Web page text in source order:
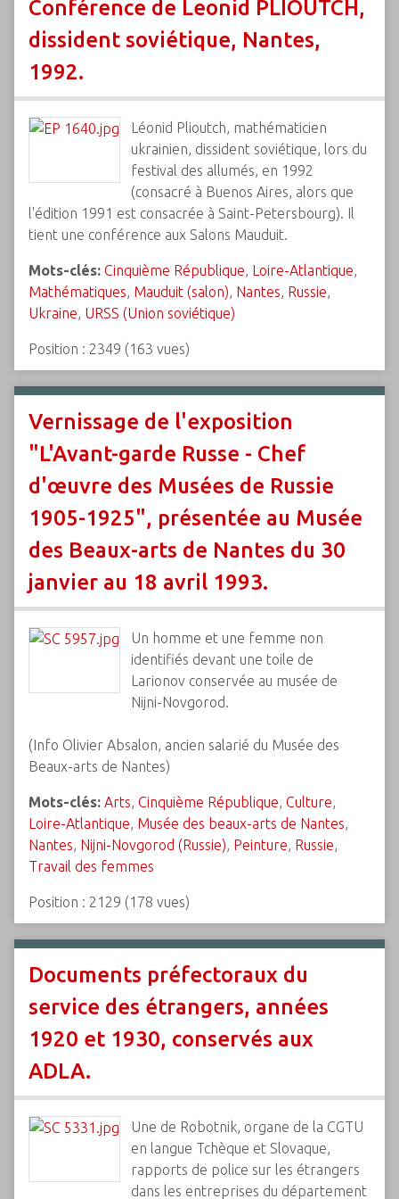
Conférence de Leonid PLIOUTCH,
dissident soviétique, Nantes,
1992.
Léonid Plioutch, mathématicien
ukrainien, dissident soviétique, lors du
festival des allumés, en 1992
(consacré à Buenos Aires, alors que
l'édition 1991 est consacrée à Saint-Petersbourg). Il
tient une conférence aux Salons Mauduit.
Mots-clés: Cinquième République, Loire-Atlantique,
Mathématiques, Mauduit (salon), Nantes, Russie,
Ukraine, URSS (Union soviétique)
Position : 2349 (163 vues)
Vernissage de l'exposition
"L'Avant-garde Russe - Chef
d'œuvre des Musées de Russie
1905-1925", présentée au Musée
des Beaux-arts de Nantes du 30
janvier au 18 avril 1993.
Un homme et une femme non
identifiés devant une toile de
Larionov conservée au musée de
Nijni-Novgorod.
(Info Olivier Absalon, ancien salarié du Musée des
Beaux-arts de Nantes)
Mots-clés: Arts, Cinquième République, Culture,
Loire-Atlantique, Musée des beaux-arts de Nantes,
Nantes, Nijni-Novgorod (Russie), Peinture, Russie,
Travail des femmes
Position : 2129 (178 vues)
Documents préfectoraux du
service des étrangers, années
1920 et 1930, conservés aux
ADLA.
Une de Robotnik, organe de la CGTU
en langue Tchèque et Slovaque,
rapports de police sur les étrangers
dans les entreprises du département